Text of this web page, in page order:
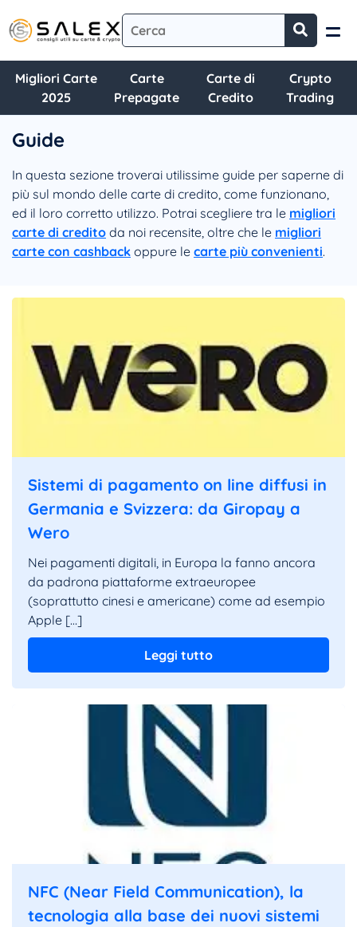
Migliori Carte
2025
Carte
Prepagate
Carte di
Credito
Crypto
Trading
Guide
In questa sezione troverai utilissime guide per saperne di
più sul mondo delle carte di credito, come funzionano,
ed il loro corretto utilizzo. Potrai scegliere tra le migliori
carte di credito da noi recensite, oltre che le migliori
carte con cashback oppure le carte più convenienti.
Sistemi di pagamento on line diffusi in
Germania e Svizzera: da Giropay a
Wero
Nei pagamenti digitali, in Europa la fanno ancora
da padrona piattaforme extraeuropee
(soprattutto cinesi e americane) come ad esempio
Apple […]
Leggi tutto
NFC (Near Field Communication), la
tecnologia alla base dei nuovi sistemi